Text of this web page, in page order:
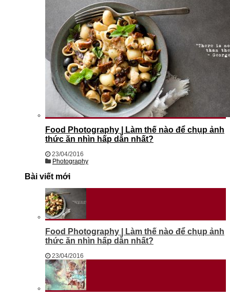
Food Photography | Làm thế nào để chụp ảnh
thức ăn nhìn hấp dẫn nhất?
23/04/2016
Photography
Bài viết mới
Food Photography | Làm thế nào để chụp ảnh
thức ăn nhìn hấp dẫn nhất?
23/04/2016